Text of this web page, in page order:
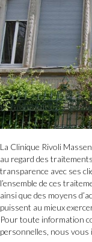
La Clinique Rivoli
au regard des
transparence avec ses
l’ensemble de ces
ainsi que des moyens
puissent au mieux
Pour toute information
personnelles, nous